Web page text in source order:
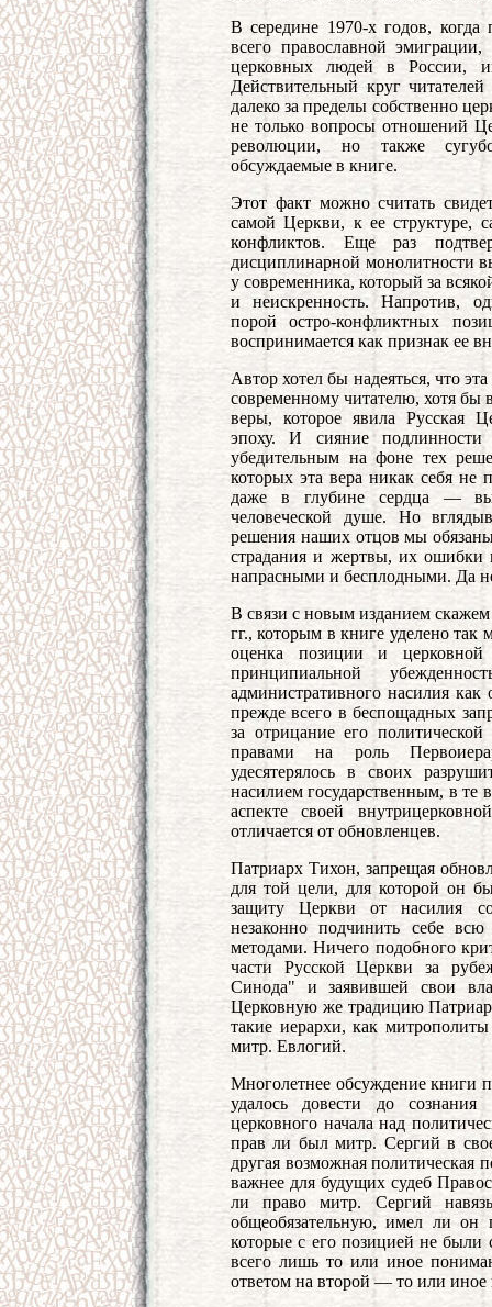
В середине 1970-х годов, когда
всего православной
церковных людей в России,
Действительный круг
далеко за пределы собственно
не только вопросы отношений
революции, но также
обсуждаемые в книге.
Этот факт можно считать
самой Церкви, к ее структуре,
конфликтов. Еще раз
дисциплинарной монолитности
у современника, который за
и неискренность. Напротив,
порой остро-конфликтных
воспринимается как признак ее
Автор хотел бы надеяться, что
современному читателю, хотя бы
веры, которое явила Русская
эпоху. И сияние
убедительным на фоне тех
которых эта вера никак себя
даже в глубине сердца —
человеческой душе. Но
решения наших отцов мы
страдания и жертвы, их ошибки
напрасными и бесплодными. Да
В связи с новым изданием
гг., которым в книге уделено так
оценка позиции и церковной
принципиальной
административного насилия
прежде всего в беспощадных
за отрицание его
правами на роль
удесятерялось в своих
насилием государственным, в
аспекте своей
отличается от обновленцев.
Патриарх Тихон, запрещая
для той цели, для которой он
защиту Церкви от насилия
незаконно подчинить себе
методами. Ничего подобного
части Русской Церкви за
Синода" и заявившей свои
Церковную же традицию
такие иерархи, как
митр. Евлогий.
Многолетнее обсуждение книги
удалось довести до
церковного начала над
прав ли был митр. Сергий в
другая возможная политическая
важнее для будущих судеб
ли право митр. Сергий
общеобязательную, имел ли он
которые с его позицией не были
всего лишь то или иное
ответом на второй — то или